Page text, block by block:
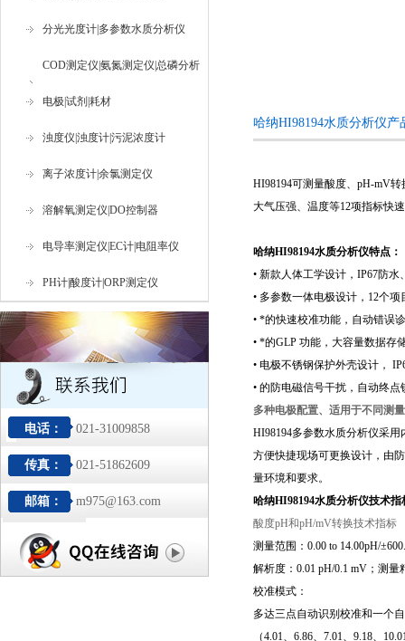
分光光度计|多参数水质分析仪
COD测定仪|氨氮测定仪|总磷分析
仪
电极|试剂|耗材
浊度仪|浊度计|污泥浓度计
离子浓度计|余氯测定仪
溶解氧测定仪|DO控制器
电导率测定仪|EC计|电阻率仪
PH计|酸度计|ORP测定仪
电话： 021-31009858
传真： 021-51862609
邮箱： m975@163.com
哈纳HI98194水质分析仪产
HI98194可测量酸度、pH-mV
大气压强、温度等12项指标快
哈纳HI98194水质分析仪特点：
• 新款人体工学设计，IP67防
• 多参数一体电极设计，12个
• *的快速校准功能，自动错误
• *的GLP 功能，大容量数据存
• 电极不锈钢保护外壳设计，
• 的防电磁信号干扰，自动终
多种电极配置、适用于不同测
HI98194多参数水质分析仪采
方便快捷现场可更换设计，由
量环境和要求。
哈纳HI98194水质分析仪技术指
酸度pH和pH/mV转换技术指标
测量范围：0.00 to 14.00pH/
解析度：0.01 pH/0.1 mV；测量
校准模式：
多达三点自动识别校准和一个
（4.01、6.86、7.01、9.18、